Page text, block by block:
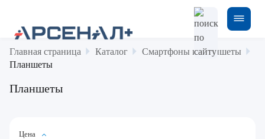
Главная страница Каталог
Смартфоны и планшеты
Планшеты
Планшеты
Цена